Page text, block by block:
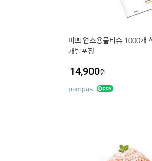
미쁘 업소용물티슈 1000개
개별포장
14,900원
pampas